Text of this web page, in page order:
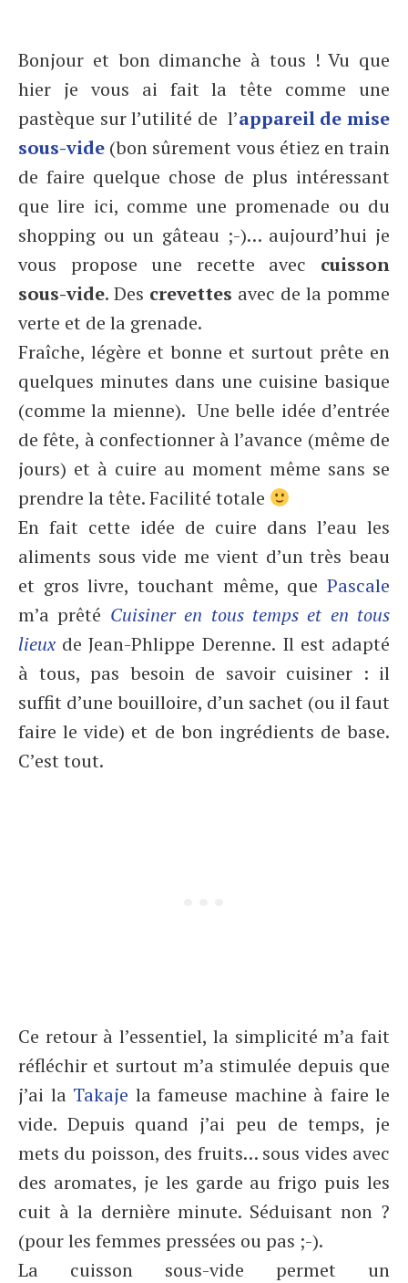
Bonjour et bon dimanche à tous ! Vu que
hier je vous ai fait la tête comme une
pastèque sur l’utilité de l’appareil de mise
sous-vide (bon sûrement vous étiez en train
de faire quelque chose de plus intéressant
que lire ici, comme une promenade ou du
shopping ou un gâteau ;-)… aujourd’hui je
vous propose une recette avec cuisson
sous-vide. Des crevettes avec de la pomme
verte et de la grenade.
Fraîche, légère et bonne et surtout prête en
quelques minutes dans une cuisine basique
(comme la mienne). Une belle idée d’entrée
de fête, à confectionner à l’avance (même de
jours) et à cuire au moment même sans se
prendre la tête. Facilité totale
En fait cette idée de cuire dans l’eau les
aliments sous vide me vient d’un très beau
et gros livre, touchant même, que Pascale
m’a prêté Cuisiner en tous temps et en tous
lieux de Jean-Phlippe Derenne. Il est adapté
à tous, pas besoin de savoir cuisiner : il
suffit d’une bouilloire, d’un sachet (ou il faut
faire le vide) et de bon ingrédients de base.
C’est tout.
Ce retour à l’essentiel, la simplicité m’a fait
réfléchir et surtout m’a stimulée depuis que
j’ai la Takaje la fameuse machine à faire le
vide. Depuis quand j’ai peu de temps, je
mets du poisson, des fruits… sous vides avec
des aromates, je les garde au frigo puis les
cuit à la dernière minute. Séduisant non ?
(pour les femmes pressées ou pas ;-).
La cuisson sous-vide permet un